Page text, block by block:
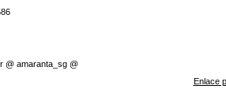
@ amaranta_sg @
Enlace